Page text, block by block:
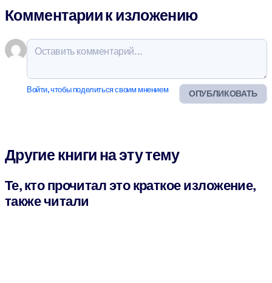
Комментарии к изложению
ОПУБЛИКОВАТЬ
Войти, чтобы поделиться своим мнением
Другие книги на эту тему
Те, кто прочитал это краткое изложение,
также читали